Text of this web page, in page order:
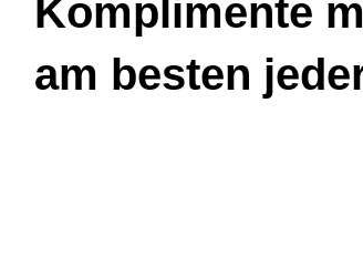
Komplimente
am besten